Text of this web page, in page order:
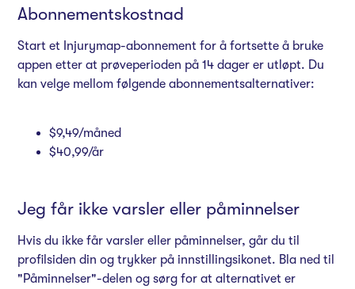
Abonnementskostnad
Start et Injurymap-abonnement for å fortsette å bruke
appen etter at prøveperioden på 14 dager er utløpt. Du
kan velge mellom følgende abonnementsalternativer:
$9,49/måned
$40,99/år
Jeg får ikke varsler eller påminnelser
Hvis du ikke får varsler eller påminnelser, går du til
profilsiden din og trykker på innstillingsikonet. Bla ned til
"Påminnelser"-delen og sørg for at alternativet er